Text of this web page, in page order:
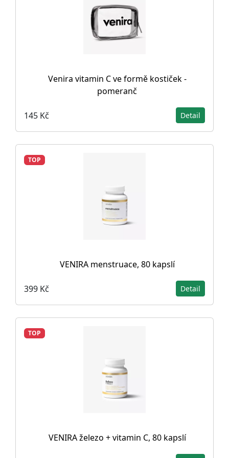
Venira vitamin C ve formě kostiček -
pomeranč
145 Kč Detail
TOP
VENIRA menstruace, 80 kapslí
399 Kč Detail
TOP
VENIRA železo + vitamin C, 80 kapslí